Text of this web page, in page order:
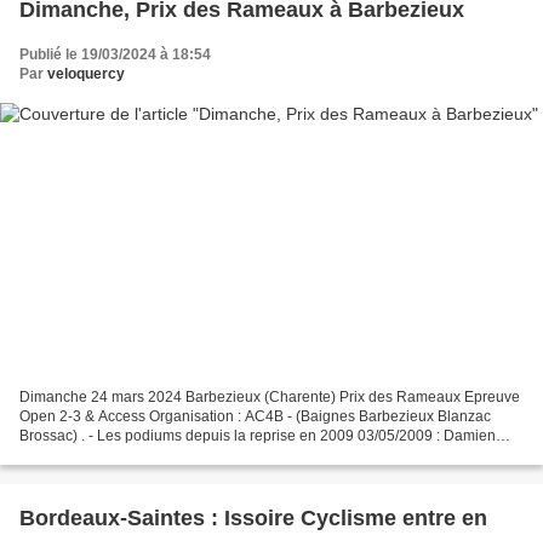
Dimanche, Prix des Rameaux à Barbezieux
Publié le 19/03/2024 à 18:54
Par veloquercy
Dimanche 24 mars 2024 Barbezieux (Charente) Prix des Rameaux Epreuve
Open 2-3 & Access Organisation : AC4B - (Baignes Barbezieux Blanzac
Brossac) . - Les podiums depuis la reprise en 2009 03/05/2009 : Damien
Bordeaux-Saintes : Issoire Cyclisme entre en